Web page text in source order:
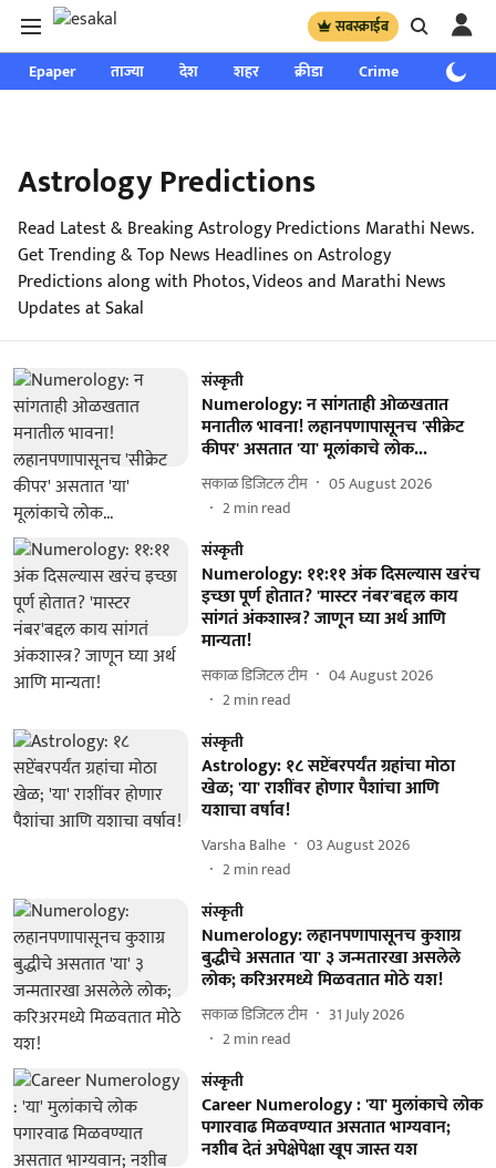
सबस्क्राईब
Epaper ताज्या देश शहर क्रीडा Crime साप्ताहिक
Astrology Predictions
Read Latest & Breaking Astrology Predictions Marathi News.
Get Trending & Top News Headlines on Astrology
Predictions along with Photos, Videos and Marathi News
Updates at Sakal
संस्कृती
Numerology: न सांगताही ओळखतात
मनातील भावना! लहानपणापासूनच 'सीक्रेट
कीपर' असतात 'या' मूलांकाचे लोक...
सकाळ डिजिटल टीम
05 August 2026
2min read
संस्कृती
Numerology: ११:११ अंक दिसल्यास खरंच
इच्छा पूर्ण होतात? 'मास्टर नंबर'बद्दल काय
सांगतं अंकशास्त्र? जाणून घ्या अर्थ आणि
मान्यता!
सकाळ डिजिटल टीम
04 August 2026
2min read
संस्कृती
Astrology: १८ सप्टेंबरपर्यंत ग्रहांचा मोठा
खेळ; 'या' राशींवर होणार पैशांचा आणि
यशाचा वर्षाव!
Varsha Balhe
03 August 2026
2min read
संस्कृती
Numerology: लहानपणापासूनच कुशाग्र
बुद्धीचे असतात 'या' ३ जन्मतारखा असलेले
लोक; करिअरमध्ये मिळवतात मोठे यश!
सकाळ डिजिटल टीम
31 July 2026
2min read
संस्कृती
Career Numerology : 'या' मुलांकाचे लोक
पगारवाढ मिळवण्यात असतात भाग्यवान;
नशीब देतं अपेक्षेपेक्षा खूप जास्त यश